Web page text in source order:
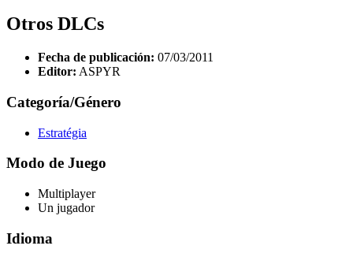
Otros DLCs
Fecha de publicación: 07/03/2011
Editor: ASPYR
Categoría/Género
Estratégia
Modo de Juego
Multiplayer
Un jugador
Idioma